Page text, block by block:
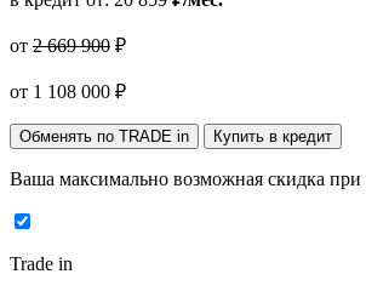
от 2 669 900 ₽
от 1 108 000 ₽
Обменять по TRADE in Купить в кредит
Ваша максимально возможная скидка при
Trade in